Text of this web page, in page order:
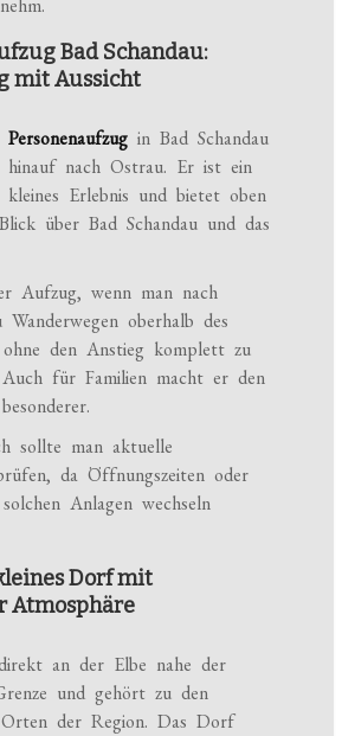
Bad Schandau:
mit Aussicht
in Bad Schandau
nach Ostrau. Er ist ein
kleines Erlebnis und bietet oben
über Bad Schandau und das
Aufzug, wenn man nach
oberhalb des
den Anstieg komplett zu
für Familien macht er den
sollte man aktuelle
da Öffnungszeiten oder
Anlagen wechseln
Dorf mit
Atmosphäre
an der Elbe nahe der
und gehört zu den
Orten der Region. Das Dorf